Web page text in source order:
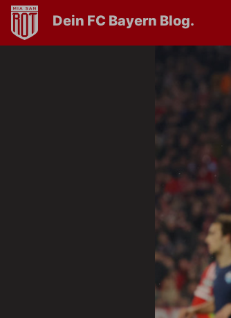
Dein FC Bayern Blog.